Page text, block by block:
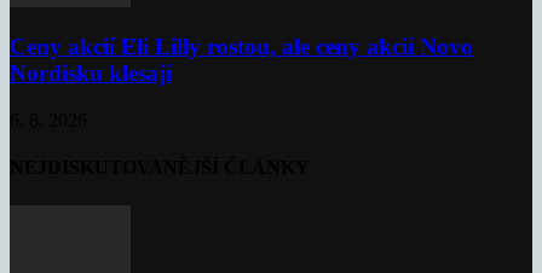
Ceny akcií Eli Lilly rostou, ale ceny akcií Novo
Nordisku klesají